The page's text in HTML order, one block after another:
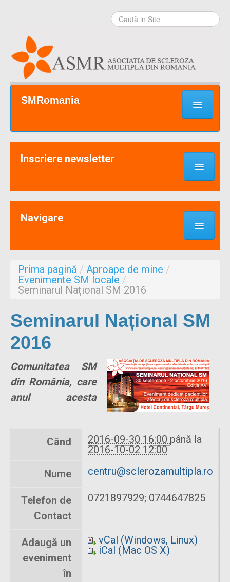
Sari la
navigare
Secţiuni
SMRomania
Noutati & Cercetari
Aproape de mine
Despre noi
Formulare
Inscriere newsletter
Navigare
Prima pagină / Aproape de mine /
Evenimente SM locale /
Seminarul Național SM 2016
Seminarul Național SM
2016
Când 2016-09-30 16:00 până la
2016-10-02 12:00
Nume
centru@sclerozamultipla.ro
Telefon de
Contact
0721897929; 0744647825
Adaugă un
eveniment
în
vCal (Windows, Linux)
iCal (Mac OS X)
Comunitatea SM
din România, care
anul acesta